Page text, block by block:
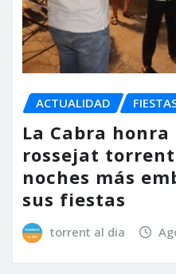
ACTUALIDAD
La Cabra
rossejat
noches más
sus fiestas
torrent al dia